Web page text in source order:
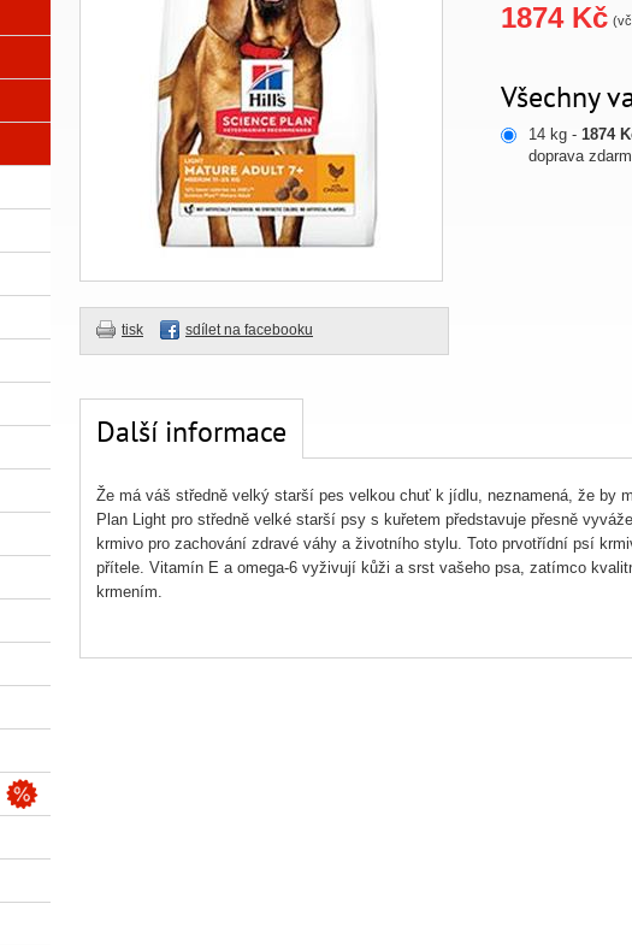
tisk sdílet na facebooku
1874 Kč
Všechny
14 kg -1874
doprava
Další informace
Že má váš středně velký starší pes velkou chuť k jídlu, neznamená, že by
Plan Light pro středně velké starší psy s kuřetem představuje přesně
krmivo pro zachování zdravé váhy a životního stylu. Toto prvotřídní psí
přítele. Vitamín E a omega-6 vyživují kůži a srst vašeho psa, zatímco
krmením.
dužina, lněné semínko, minerální látky, rostlinný olej, vepřová chrupavka